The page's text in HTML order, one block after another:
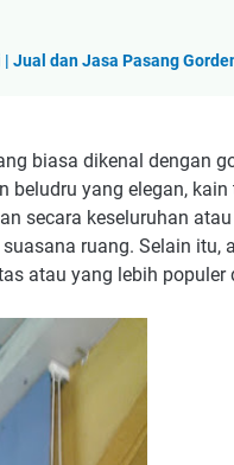
Jual dan Jasa Pasang
biasa dikenal dengan
yang elegan,
secara keseluruhan
ruang. Selain itu,
atau yang lebih populer